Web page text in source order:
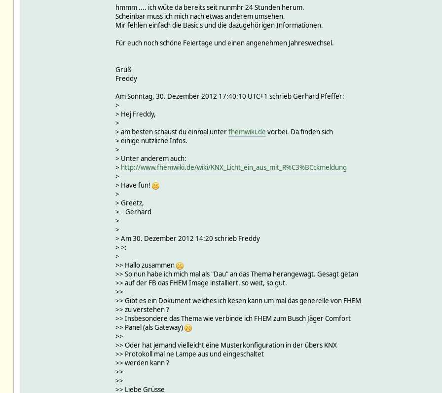
hmmm .... ich wüte da bereits seit nunmhr 24 Stunden herum.
Scheinbar muss ich mich nach etwas anderem umsehen.
Mir fehlen einfach die Basic's und die dazugehörigen Informationen.
Für euch noch schöne Feiertage und einen angenehmen Jahreswechsel.
Gruß
Freddy
Am Sonntag, 30. Dezember 2012 17:40:10 UTC+1 schrieb Gerhard Pfeffer:
>
> Hej Freddy,
>
> am besten schaust du einmal unterfhemwiki.de vorbei. Da finden sich
> einige nützliche Infos.
>
> Unter anderem auch:
> http://www.fhemwiki.de/wiki/KNX_Licht_ein_aus_mit_R%C3%BCckmeldung
>
> Have fun!
>
> Greetz,
> Gerhard
>
>
> Am 30. Dezember 2012 14:20 schrieb Freddy
> >:
>
>> Hallo zusammen
>> So nun habe ich mich mal als "Dau" an das Thema herangewagt. Gesagt getan
>> auf der FB das FHEM Image installiert. so weit, so gut.
>>
>> Gibt es ein Dokument welches ich kesen kann um mal das generelle von FHEM
>> zu verstehen ?
>> Insbesondere das Thema wie verbinde ich FHEM zum Busch Jäger Comfort
>> Panel (als Gateway)
>>
>> Oder hat jemand vielleicht eine Musterkonfiguration in der übers KNX
>> Protokoll mal ne Lampe aus und eingeschaltet
>> werden kann ?
>>
>>
>> Liebe Grüsse